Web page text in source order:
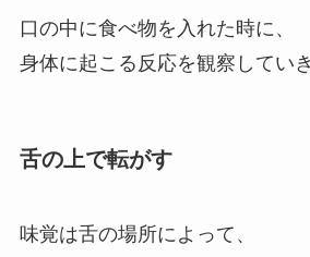
口の中に食べ物を入れた時に、
身体に起こる反応を観察していき
舌の上で転がす
味覚は舌の場所によって、